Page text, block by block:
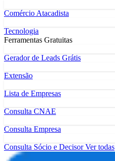
Comércio Atacadista
Tecnologia
Ferramentas Gratuitas
Gerador de Leads Grátis
Extensão
Lista de Empresas
Consulta CNAE
Consulta Empresa
Consulta Sócio e DecisorVer todas